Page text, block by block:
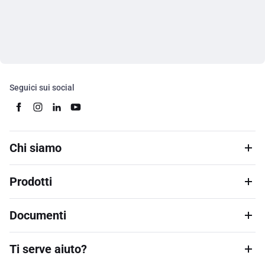
Seguici sui social
Chi siamo
Prodotti
Documenti
Ti serve aiuto?